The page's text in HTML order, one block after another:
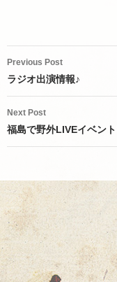
Post
navigation
Previous Post
ラジオ出演情報♪
Next Post
福島で野外LIVEイベン